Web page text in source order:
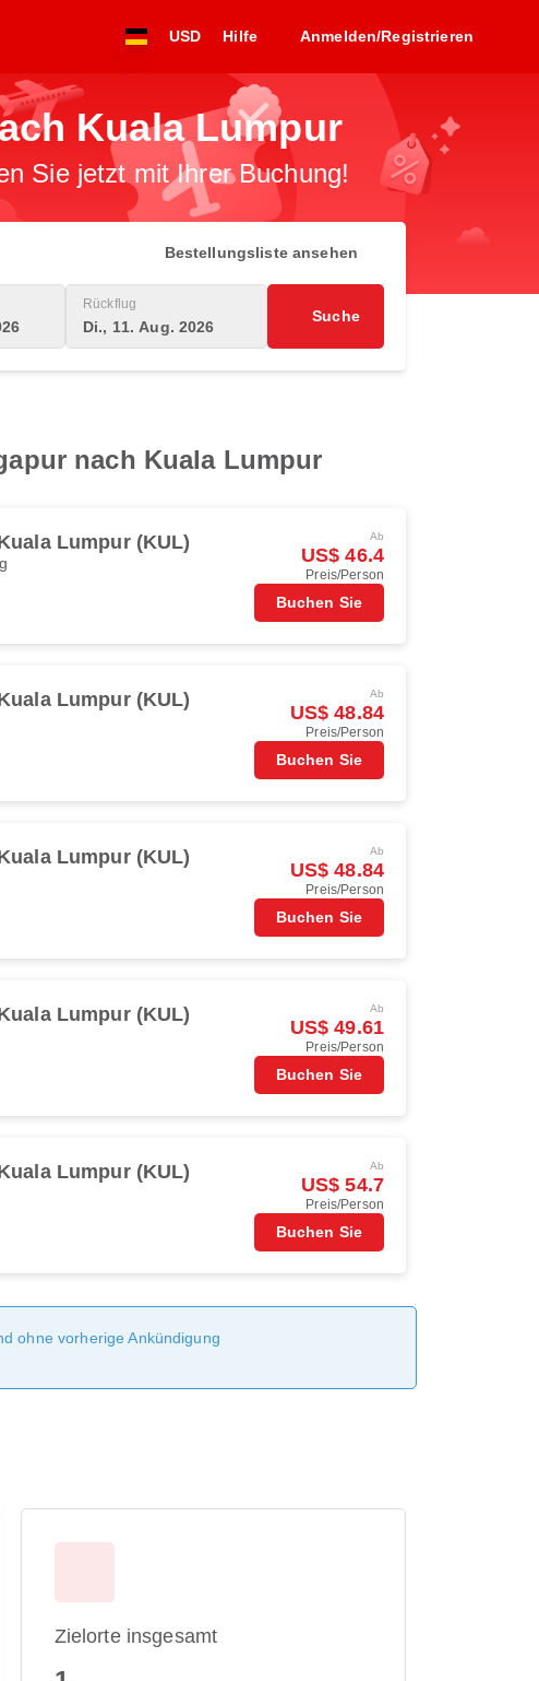
USD Hilfe Anmelden/Registrieren
Kuala Lumpur
Sie jetzt mit Ihrer Buchung!
Bestellungsliste ansehen
Rückflug
Di., 11. Aug. 2026
Suche
nach Kuala Lumpur
Lumpur (KUL) Ab
US$ 46.4
Preis/Person
Buchen Sie
Lumpur (KUL) Ab
US$ 48.84
Preis/Person
Buchen Sie
Lumpur (KUL) Ab
US$ 48.84
Preis/Person
Buchen Sie
Lumpur (KUL) Ab
US$ 49.61
Preis/Person
Buchen Sie
Lumpur (KUL) Ab
US$ 54.7
Preis/Person
Buchen Sie
ohne vorherige Ankündigung
Zielorte insgesamt